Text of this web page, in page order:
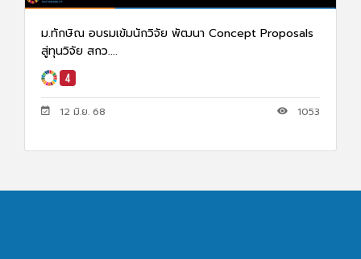
ม.ทักษิณ อบรมเข้มนักวิจัย พัฒนา Concept Proposals
สู่ทุนวิจัย สกว....
12 มิ.ย. 68 1053